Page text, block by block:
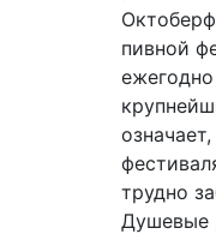
пивной
трудно
Душевые